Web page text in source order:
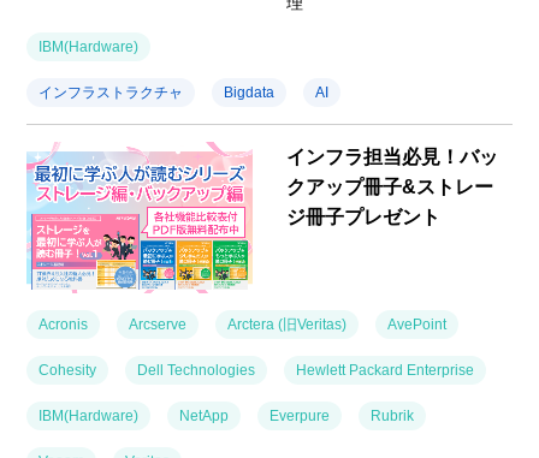
IBM(Hardware)
インフラストラクチャ Bigdata AI
インフラ担当必見！バッ
クアップ冊子&ストレー
ジ冊子プレゼント
Acronis Arcserve Arctera (旧Veritas) AvePoint
Cohesity Dell Technologies Hewlett Packard Enterprise
IBM(Hardware) NetApp Everpure Rubrik